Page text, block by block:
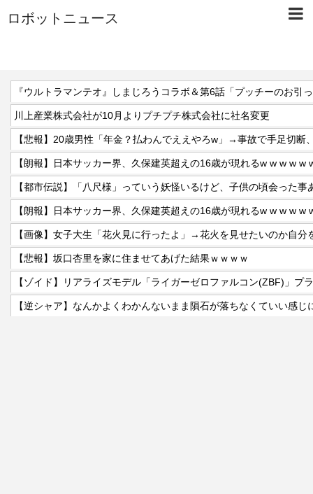
ロボットニュース
『ウルトラマンテオ』しまじろうコラボ＆第6話「プッチーのお引
川上産業株式会社が10月よりプチプチ株式会社に社名変更
【朗報】日本サッカー界、久保建英超えの16歳が現れるw w w w w
【都市伝説】「八尺様」っていう妖怪いるけど、子供の頃会った事
【朗報】日本サッカー界、久保建英超えの16歳が現れるw w w w w
【悲報】坂口杏里を家に住ませてあげた結果ｗｗｗｗ
【ゾイド】リアライズモデル「ライガーゼロファルコン(ZBF)」プ